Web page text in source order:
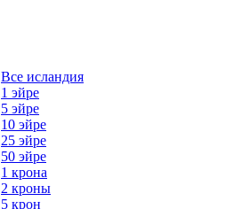
Все исландия
1 эйре
5 эйре
10 эйре
25 эйре
50 эйре
1 крона
2 кроны
5 крон